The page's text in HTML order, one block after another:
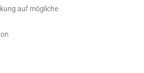
auf mögliche